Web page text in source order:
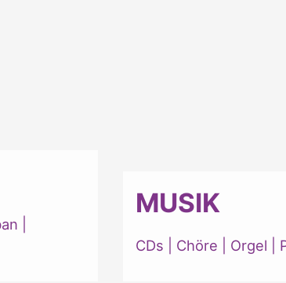
MUSIK
CDs Chöre Orgel